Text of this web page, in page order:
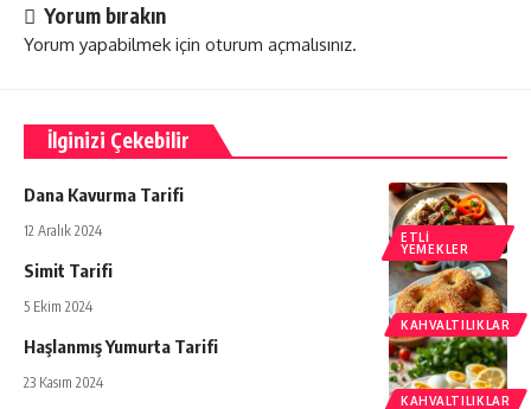
Yorum bırakın
Yorum yapabilmek için oturum açmalısınız.
İlginizi Çekebilir
ETLI
YEMEKLER
Dana Kavurma Tarifi
12 Aralık 2024
KAHVALTILIKLAR
Simit Tarifi
5 Ekim 2024
KAHVALTILIKLAR
Haşlanmış Yumurta Tarifi
23 Kasım 2024